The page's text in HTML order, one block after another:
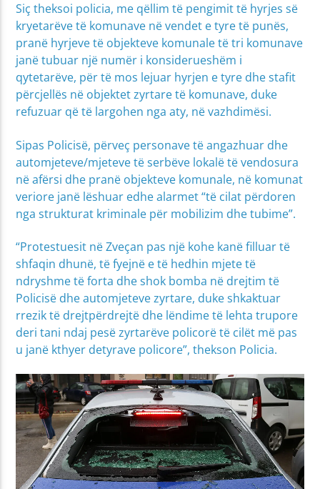
Siç theksoi policia, me qëllim të pengimit të hyrjes së
kryetarëve të komunave në vendet e tyre të punës,
pranë hyrjeve të objekteve komunale të tri komunave
janë tubuar një numër i konsiderueshëm i
qytetarëve, për të mos lejuar hyrjen e tyre dhe stafit
përcjellës në objektet zyrtare të komunave, duke
refuzuar që të largohen nga aty, në vazhdimësi.
Sipas Policisë, përveç personave të angazhuar dhe
automjeteve/mjeteve të serbëve lokalë të vendosura
në afërsi dhe pranë objekteve komunale, në komunat
veriore janë lëshuar edhe alarmet “të cilat përdoren
nga strukturat kriminale për mobilizim dhe tubime”.
“Protestuesit në Zveçan pas një kohe kanë filluar të
shfaqin dhunë, të fyejnë e të hedhin mjete të
ndryshme të forta dhe shok bomba në drejtim të
Policisë dhe automjeteve zyrtare, duke shkaktuar
rrezik të drejtpërdrejtë dhe lëndime të lehta trupore
deri tani ndaj pesë zyrtarëve policorë të cilët më pas
u janë kthyer detyrave policore”, thekson Policia.